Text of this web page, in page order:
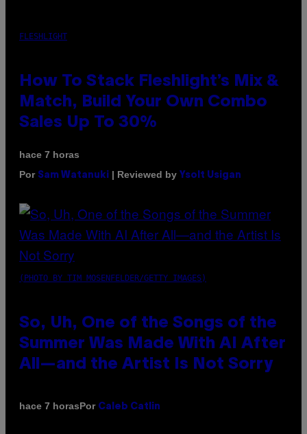
FLESHLIGHT
How To Stack Fleshlight’s Mix &
Match, Build Your Own Combo
Sales Up To 30%
hace 7 horas
Por Sam Watanuki | Reviewed by Ysolt Usigan
(PHOTO BY TIM MOSENFELDER/GETTY IMAGES)
So, Uh, One of the Songs of the
Summer Was Made With AI After
All—and the Artist Is Not Sorry
hace 7 horasPor Caleb Catlin